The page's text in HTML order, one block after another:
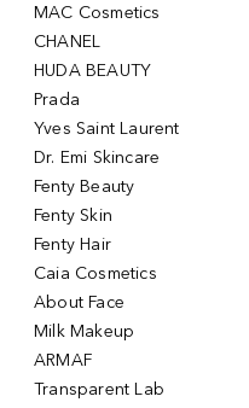
MAC Cosmetics
CHANEL
HUDA BEAUTY
Prada
Yves Saint Laurent
Dr. Emi Skincare
Fenty Beauty
Fenty Skin
Fenty Hair
Caia Cosmetics
About Face
Milk Makeup
ARMAF
Transparent Lab